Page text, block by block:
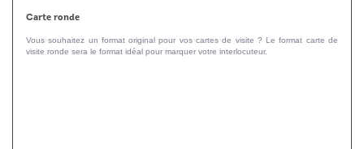
Carte ronde
Vous souhaitez un format original pour vos cartes de visite ? Le format carte de
visite ronde sera le format idéal pour marquer votre interlocuteur.